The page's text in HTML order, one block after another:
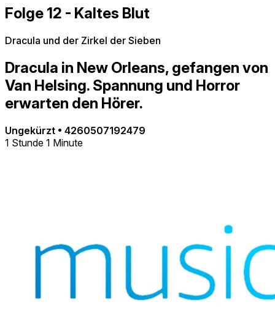
Folge 12 - Kaltes Blut
Dracula und der Zirkel der Sieben
Dracula in New Orleans, gefangen von
Van Helsing. Spannung und Horror
erwarten den Hörer.
Ungekürzt • 4260507192479
1 Stunde 1 Minute